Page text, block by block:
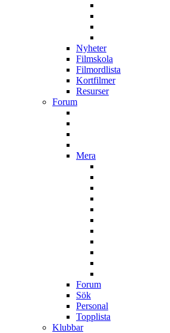
Nyheter
Filmskola
Filmordlista
Kortfilmer
Resurser
Forum
Mera
Forum
Sök
Personal
Topplista
Klubbar